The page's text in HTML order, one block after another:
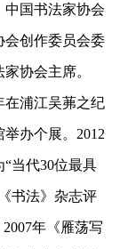
中国书法家协会
会创作委员会委
协会主席。
在浦江吴茀之纪
办个展。2012
当代30位最具
书法》杂志评
年《雁荡写